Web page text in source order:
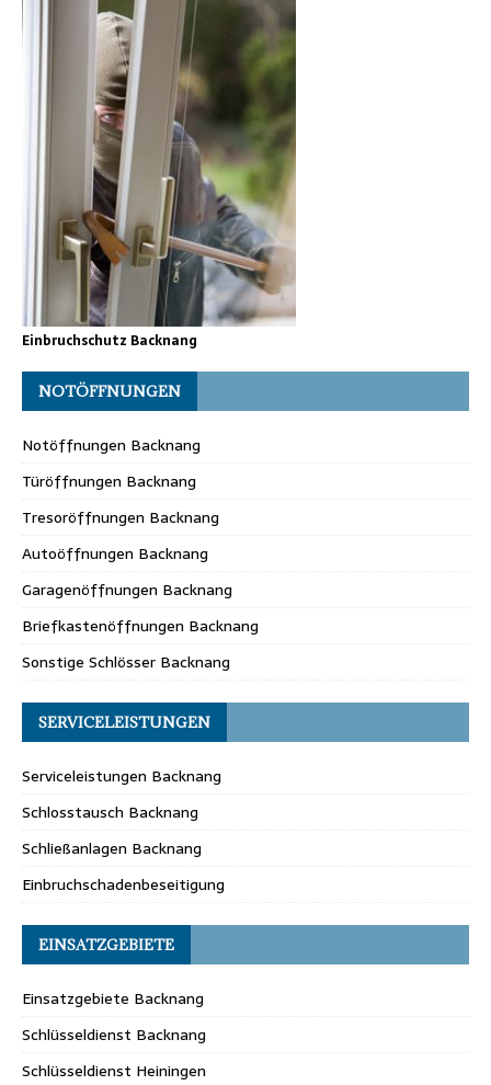
Einbruchschutz Backnang
NOTÖFFNUNGEN
Notöffnungen Backnang
Türöffnungen Backnang
Tresoröffnungen Backnang
Autoöffnungen Backnang
Garagenöffnungen Backnang
Briefkastenöffnungen Backnang
Sonstige Schlösser Backnang
SERVICELEISTUNGEN
Serviceleistungen Backnang
Schlosstausch Backnang
Schließanlagen Backnang
Einbruchschadenbeseitigung
EINSATZGEBIETE
Einsatzgebiete Backnang
Schlüsseldienst Backnang
Schlüsseldienst Heiningen